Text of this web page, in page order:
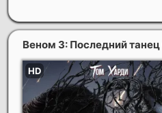
Веном 3: Последний танец